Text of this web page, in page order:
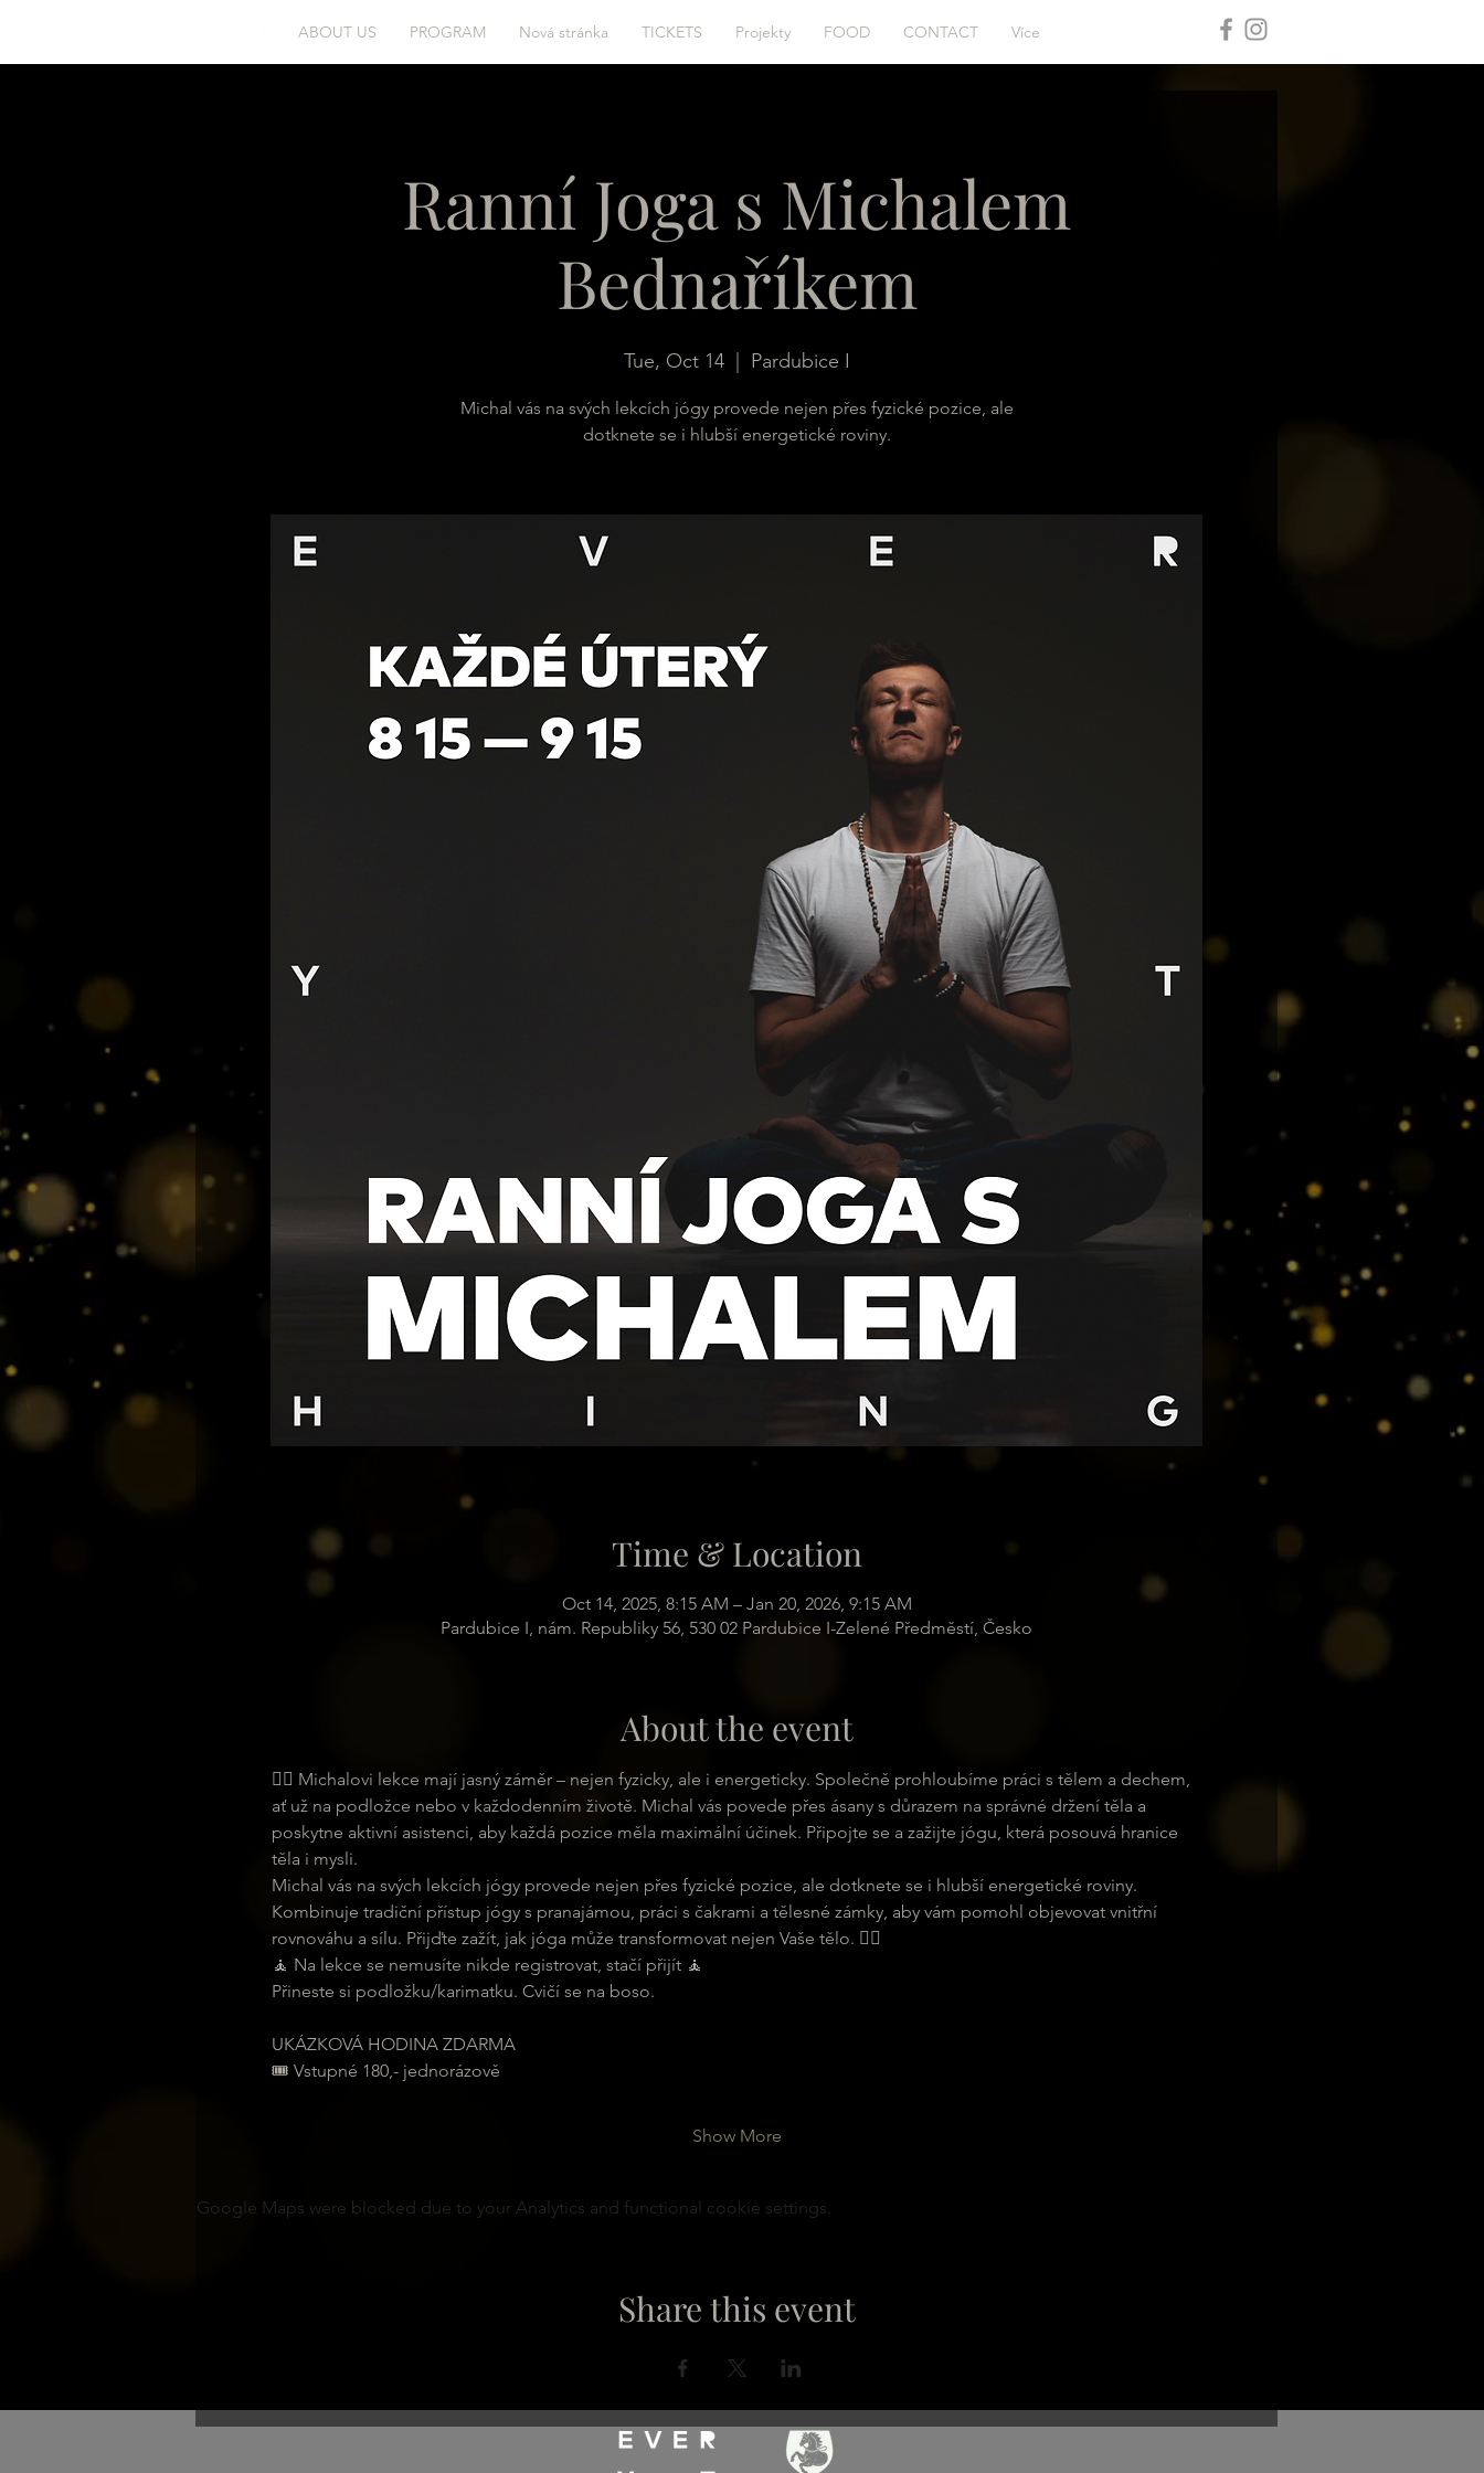
ABOUT US PROGRAM Nová stránka TICKETS Projekty FOOD CONTACT Více
Ranní Joga s Michalem
Bednaříkem
Tue, Oct 14
  |
Pardubice I
Michal vás na svých lekcích jógy provede nejen přes fyzické pozice, ale
dotknete se i hlubší energetické roviny.
Time & Location
Oct 14, 2025, 8:15 AM – Jan 20, 2026, 9:15 AM
Pardubice I, nám. Republiky 56, 530 02 Pardubice I-Zelené Předměstí, Česko
About the event
🧘‍♀ Michalovi lekce mají jasný záměr – nejen fyzicky, ale i energeticky. Společně prohloubíme práci s tělem a dechem,
ať už na podložce nebo v každodenním životě. Michal vás povede přes ásany s důrazem na správné držení těla a
poskytne aktivní asistenci, aby každá pozice měla maximální účinek. Připojte se a zažijte jógu, která posouvá hranice
těla i mysli.
Michal vás na svých lekcích jógy provede nejen přes fyzické pozice, ale dotknete se i hlubší energetické roviny.
Kombinuje tradiční přístup jógy s pranajámou, práci s čakrami a tělesné zámky, aby vám pomohl objevovat vnitřní
rovnováhu a sílu. Přijďte zažít, jak jóga může transformovat nejen Vaše tělo. 🧘‍♂
🧘 Na lekce se nemusíte nikde registrovat, stačí přijít 🧘
Přineste si podložku/karimatku. Cvičí se na boso.
UKÁZKOVÁ HODINA ZDARMA
🎟 Vstupné 180,- jednorázově
Show More
Google Maps were blocked due to your Analytics and functional cookie settings.
Share this event